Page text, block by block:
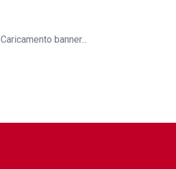
Caricamento banner...